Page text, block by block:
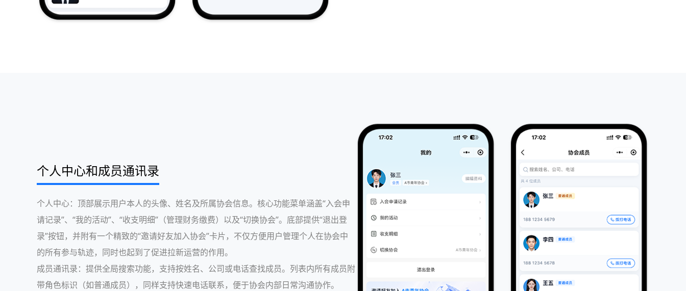
个人中心和成员通讯录
个人中心：顶部展示用户本人的头像、姓名及所属协会信息。核心功能菜单涵盖“入会申
请记录”、“我的活动”、“收支明细”（管理财务缴费）以及“切换协会”。底部提供“退出登
录”按钮，并附有一个精致的“邀请好友加入协会”卡片，不仅方便用户管理个人在协会中
的所有参与轨迹，同时也起到了促进拉新运营的作用。
成员通讯录：提供全局搜索功能，支持按姓名、公司或电话查找成员。列表内所有成员附
带角色标识（如普通成员），同样支持快速电话联系，便于协会内部日常沟通协作。